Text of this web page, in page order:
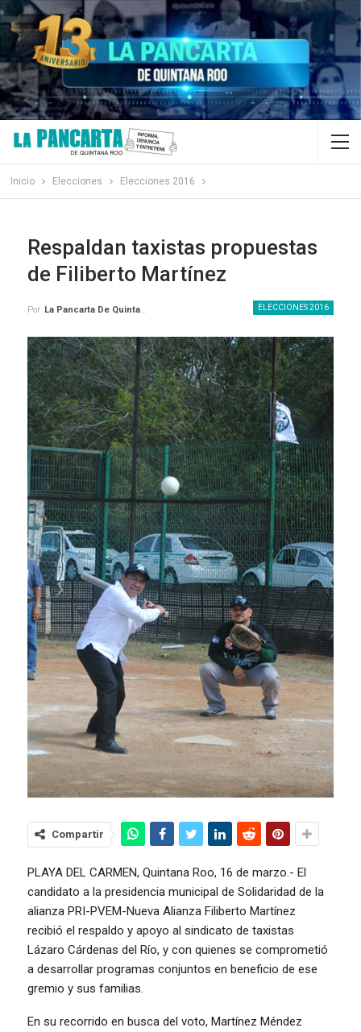
Inicio Elecciones Elecciones 2016
Respaldan taxistas propuestas
de Filiberto Martínez
ELECCIONES 2016
Por La Pancarta De Quintana Roo
Compartir
PLAYA DEL CARMEN, Quintana Roo, 16 de marzo.- El
candidato a la presidencia municipal de Solidaridad de la
alianza PRI-PVEM-Nueva Alianza Filiberto Martínez
recibió el respaldo y apoyo al sindicato de taxistas
Lázaro Cárdenas del Río, y con quienes se comprometió
a desarrollar programas conjuntos en beneficio de ese
gremio y sus familias.
En su recorrido en busca del voto, Martínez Méndez